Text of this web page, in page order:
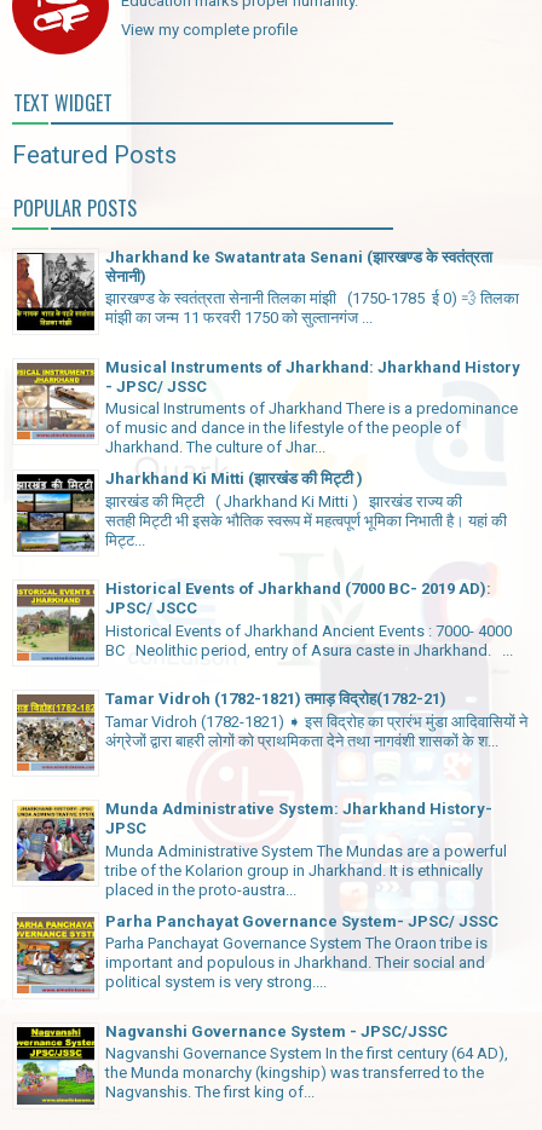
View my complete profile
TEXT WIDGET
Featured Posts
POPULAR POSTS
Jharkhand ke Swatantrata Senani (झारखण्ड के स्वतंत्रता
सेनानी)
झारखण्ड के स्वतंत्रता सेनानी तिलका मांझी (1750-1785 ई 0) 💨 तिलका
मांझी का जन्म 11 फरवरी 1750 को सुल्तानगंज ...
Musical Instruments of Jharkhand: Jharkhand History
- JPSC/ JSSC
Musical Instruments of Jharkhand There is a predominance
of music and dance in the lifestyle of the people of
Jharkhand. The culture of Jhar...
Jharkhand Ki Mitti (झारखंड की मिट्टी )
झारखंड की मिट्टी ( Jharkhand Ki Mitti ) झारखंड राज्य की
सतही मिट्टी भी इसके भौतिक स्वरूप में महत्वपूर्ण भूमिका निभाती है। यहां की
मिट्ट...
Historical Events of Jharkhand (7000 BC- 2019 AD):
JPSC/ JSCC
Historical Events of Jharkhand Ancient Events : 7000- 4000
BC Neolithic period, entry of Asura caste in Jharkhand. ...
Tamar Vidroh (1782-1821) तमाड़ विद्रोह(1782-21)
Tamar Vidroh (1782-1821) ➧ इस विद्रोह का प्रारंभ मुंडा आदिवासियों ने
अंग्रेजों द्वारा बाहरी लोगों को प्राथमिकता देने तथा नागवंशी शासकों के श...
Munda Administrative System: Jharkhand History-
JPSC
Munda Administrative System The Mundas are a powerful
tribe of the Kolarion group in Jharkhand. It is ethnically
placed in the proto-austra...
Parha Panchayat Governance System- JPSC/ JSSC
Parha Panchayat Governance System The Oraon tribe is
important and populous in Jharkhand. Their social and
political system is very strong....
Nagvanshi Governance System - JPSC/JSSC
Nagvanshi Governance System In the first century (64 AD),
the Munda monarchy (kingship) was transferred to the
Nagvanshis. The first king of...